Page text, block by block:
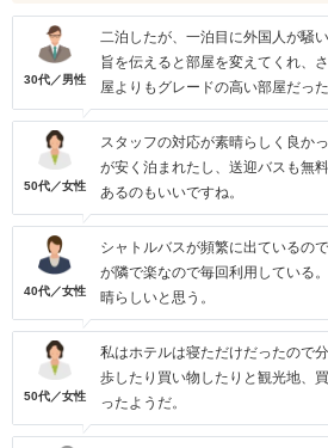
30代／男性
二泊したが、一泊目に外国人が騒
旨を伝えると部屋を変えてくれ、
屋よりもグレードの高い部屋だった
50代／女性
スタッフの対応が素晴らしく良か
が安く泊まれたし、送迎バスも無
あるのもいいですね。
40代／女性
シャトルバスが頻繁に出ているの
が隣で楽なので毎回利用している
晴らしいと思う。
50代／女性
私はホテルは寝ただけだったので
歩したり買い物したりと観光地、
ったようだ。